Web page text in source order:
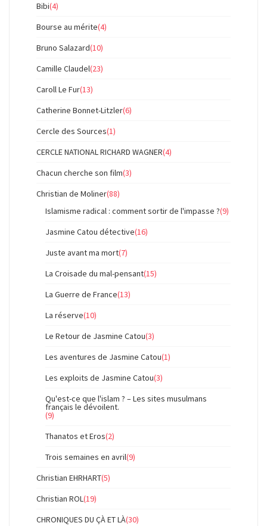
Bibi(4)
Bourse au mérite(4)
Bruno Salazard(10)
Camille Claudel(23)
Caroll Le Fur(13)
Catherine Bonnet-Litzler(6)
Cercle des Sources(1)
CERCLE NATIONAL RICHARD WAGNER(4)
Chacun cherche son film(3)
Christian de Moliner(88)
Islamisme radical : comment sortir de l'impasse ?(9)
Jasmine Catou détective(16)
Juste avant ma mort(7)
La Croisade du mal-pensant(15)
La Guerre de France(13)
La réserve(10)
Le Retour de Jasmine Catou(3)
Les aventures de Jasmine Catou(1)
Les exploits de Jasmine Catou(3)
Qu'est-ce que l'islam ? – Les sites musulmans
français le dévoilent.
(9)
Thanatos et Eros(2)
Trois semaines en avril(9)
Christian EHRHART(5)
Christian ROL(19)
CHRONIQUES DU ÇÀ ET LÀ(30)